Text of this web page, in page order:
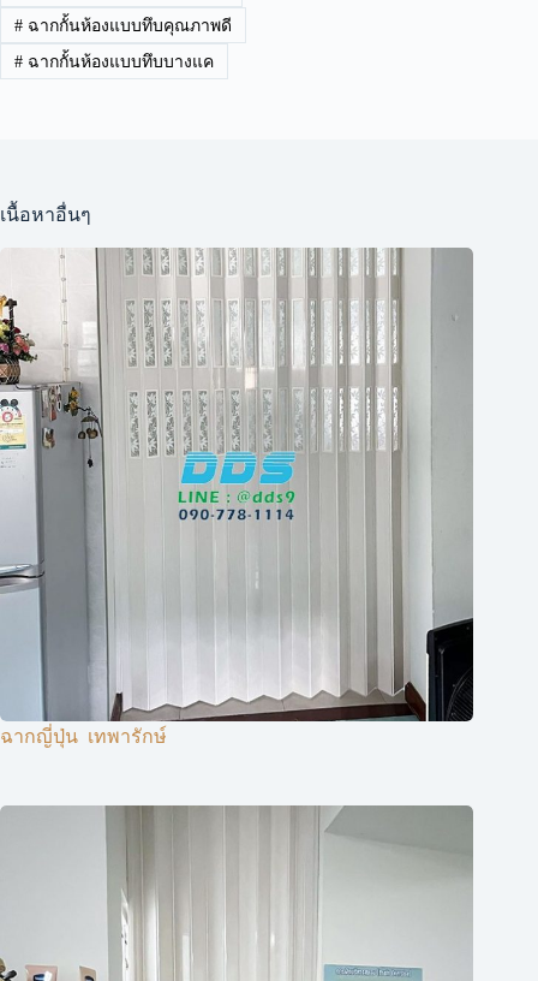
#ฉากกั้นห้องแบบทึบคุณภาพดี
#ฉากกั้นห้องแบบทึบบางแค
เนื้อหาอื่นๆ
ฉากญี่ปุ่น ​ เทพารักษ์